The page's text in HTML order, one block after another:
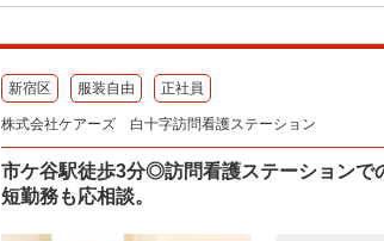
新宿区 服装自由 正社員
株式会社ケアーズ 白十字訪問看護ステーション
市ケ谷駅徒歩3分◎訪問看護ステーションで
短勤務も応相談。